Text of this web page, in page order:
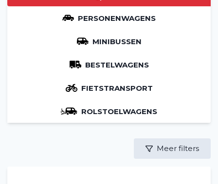
PERSONENWAGENS
MINIBUSSEN
BESTELWAGENS
FIETSTRANSPORT
ROLSTOELWAGENS
Meer filters